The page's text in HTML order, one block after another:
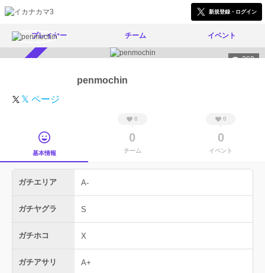
新規登録・ログイン
プレイヤー チーム イベント
360
penmochin
𝕏 ページ
基本情報
0
0
チーム
0
0
イベント
ガチエリア A-
ガチヤグラ S
ガチホコ X
ガチアサリ A+